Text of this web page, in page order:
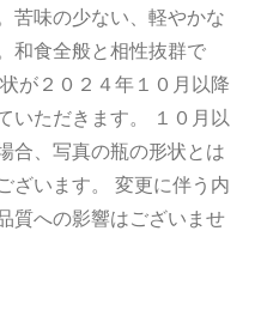
苦味の少ない、軽やかな
和食全般と相性抜群で
が２０２４年１０月以降
いただきます。 １０月以
合、写真の瓶の形状とは
ざいます。 変更に伴う内
質への影響はございませ